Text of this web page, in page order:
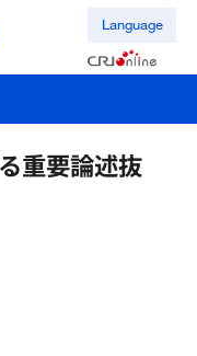
Language
重要論述抜